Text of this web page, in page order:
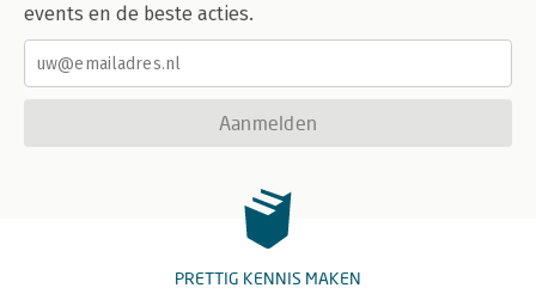
events en de beste acties.
Aanmelden
PRETTIG KENNIS MAKEN